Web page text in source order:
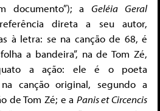
documento”); aGeléia Geral
direta a seu autor,
à letra: se na canção de 68, é
a bandeira”, na de Tom Zé,
a ação: ele é o poeta
canção original, segundo a
de Tom Zé; e a Panis et Circencis